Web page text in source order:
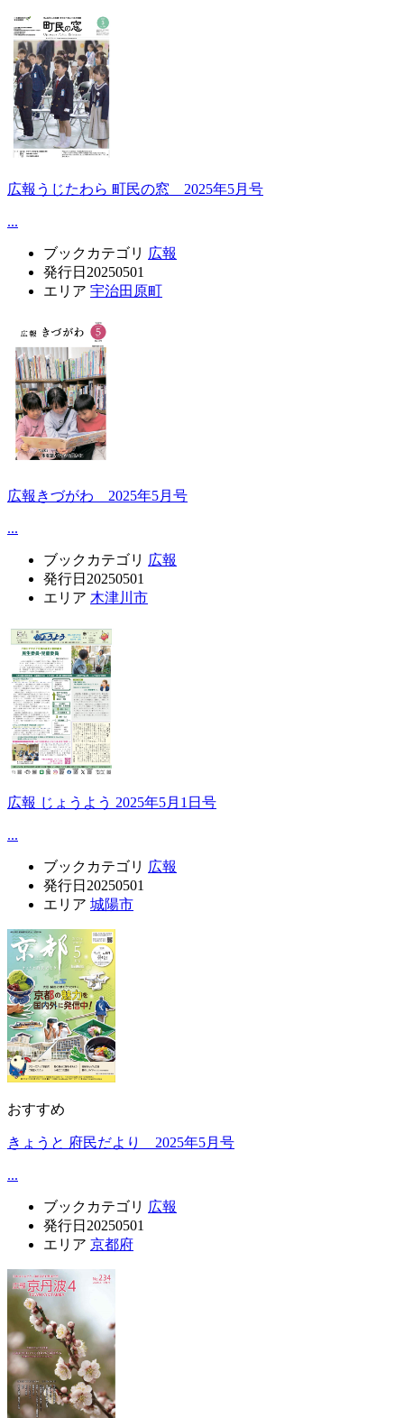
広報うじたわら 町民の窓 2025年5月号
...
ブックカテゴリ 広報
発行日 20250501
エリア 宇治田原町
広報きづがわ 2025年5月号
...
ブックカテゴリ 広報
発行日 20250501
エリア 木津川市
広報 じょうよう 2025年5月1日号
...
ブックカテゴリ 広報
発行日 20250501
エリア 城陽市
おすすめ
きょうと 府民だより 2025年5月号
...
ブックカテゴリ 広報
発行日 20250501
エリア 京都府